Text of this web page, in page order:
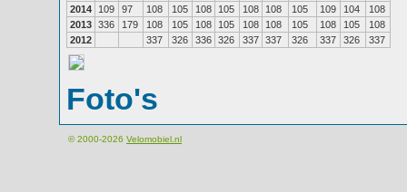
2014
109 97 108 105 108 105 108 108 105 109 104
108
2013 336 179 108 105 108 105 108 108 105 108 105
108
2012
337 326 336 326 337 337 326 337 326 337
Foto's
© 2000-2026 Velomobiel.nl